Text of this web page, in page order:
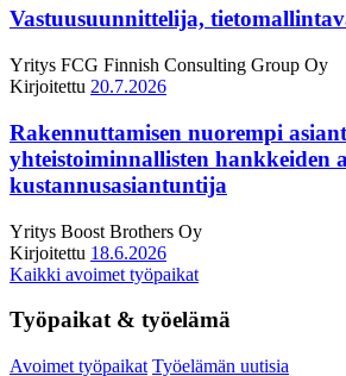
Vastuusuunnittelija,
Yritys FCG Finnish Consulting Group Oy
Kirjoitettu 20.7.2026
Rakennuttamisen nuorempi
yhteistoiminnallisten hankkeiden
kustannusasiantuntija
Yritys Boost Brothers Oy
Kirjoitettu 18.6.2026
Kaikki avoimet työpaikat
Työpaikat & työelämä
Avoimet työpaikat Työelämän uutisia